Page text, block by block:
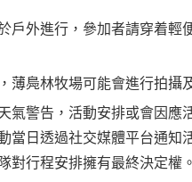
戶外進行，參加者請穿着輕
薄鳧林牧場可能會進行拍攝
氣警告，活動安排或會因應
當日透過社交媒體平台通知
對行程安排擁有最終決定權。